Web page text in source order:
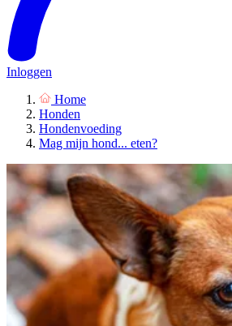
Inloggen
Home
Honden
Hondenvoeding
Mag mijn hond... eten?